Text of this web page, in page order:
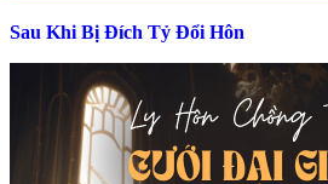
Sau Khi Bị Đích Tỷ Đổi Hôn